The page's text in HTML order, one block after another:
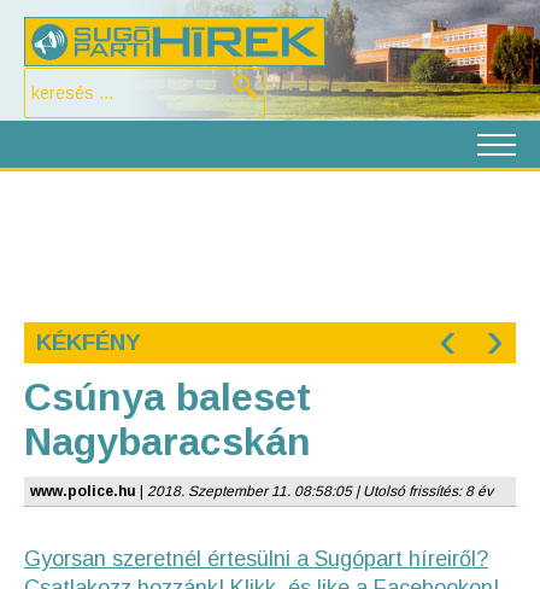
KÉKFÉNY ‹ ›
Csúnya baleset
Nagybaracskán
www.police.hu 2018. Szeptember 11. 08:58:05 | Utolsó frissítés: 8 év
Gyorsan szeretnél értesülni a Sugópart híreiről?